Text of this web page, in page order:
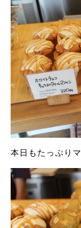
本日もたっぷり